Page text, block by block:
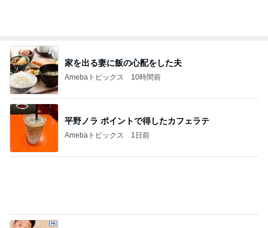
家を出る妻に飯の心配をした夫
Amebaトピックス 10時間前
平野ノラ ポイントで得したカフェラテ
Amebaトピックス 1日前